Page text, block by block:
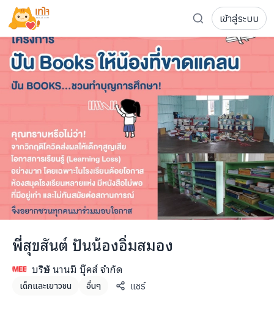
รู้จักเทใจ
โครงการ
เพจระดมทุน
เกี่ยวกับเรา
ความเคลื่อนไหว
แฟนคลับศิลปิน
FAQ ผู้บริจาค
เจ้าของโครงการ
ส่งโครงการ
FAQ เจ้าของโครงการ
ติดต่อเรา
098-615-5885
info@taejai.com
เข้าสู่ระบบ
พี่สุขสันต์ ปันน้องอิ่มสมอง
บริษัท นานมี บุ๊คส์ จำกัด
เด็กและเยาวชน อื่นๆ แชร์